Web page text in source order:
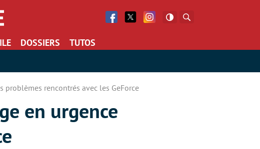
Facebook
Twitter Facebook
DOSSIERS TUTOS
problèmes rencontrés avec les GeForce
en urgence